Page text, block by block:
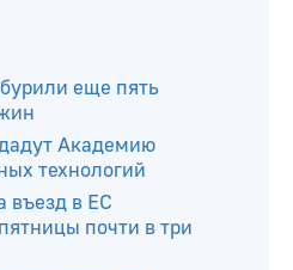
еще пять
Академию
технологий
въезд в ЕС
почти в три